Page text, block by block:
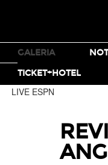
TICKETS
GALERIA
TICKET+HOTELMOTO X
LIVE ESPN